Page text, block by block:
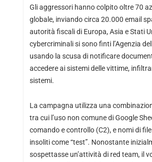
Gli aggressori hanno colpito oltre 70
globale, inviando circa 20.000 email
autorità fiscali di Europa, Asia e Stati
cybercriminali si sono finti l’Agenzia
usando la scusa di notificare
accedere ai sistemi delle vittime,
sistemi.
La campagna utilizza una
tra cui l’uso non comune di Google
comando e controllo (C2), e nomi di
insoliti come “test”. Nonostante
sospettasse un’attività di red team, il